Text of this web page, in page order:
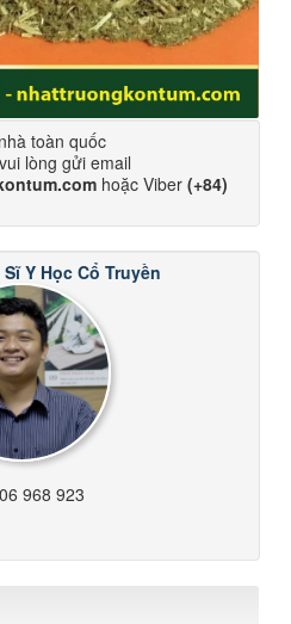
toàn quốc
lòng gửi email
hoặc Viber (+84)
Y Học Cổ Truyền
968 923